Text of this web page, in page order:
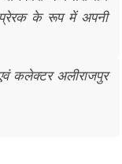
प्रेरक के रूप में अपनी
कलेक्टर अलीराजपुर